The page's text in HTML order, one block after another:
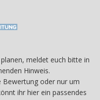
meldet euch bitte in
Hinweis.
oder nur um
ihr hier ein passendes